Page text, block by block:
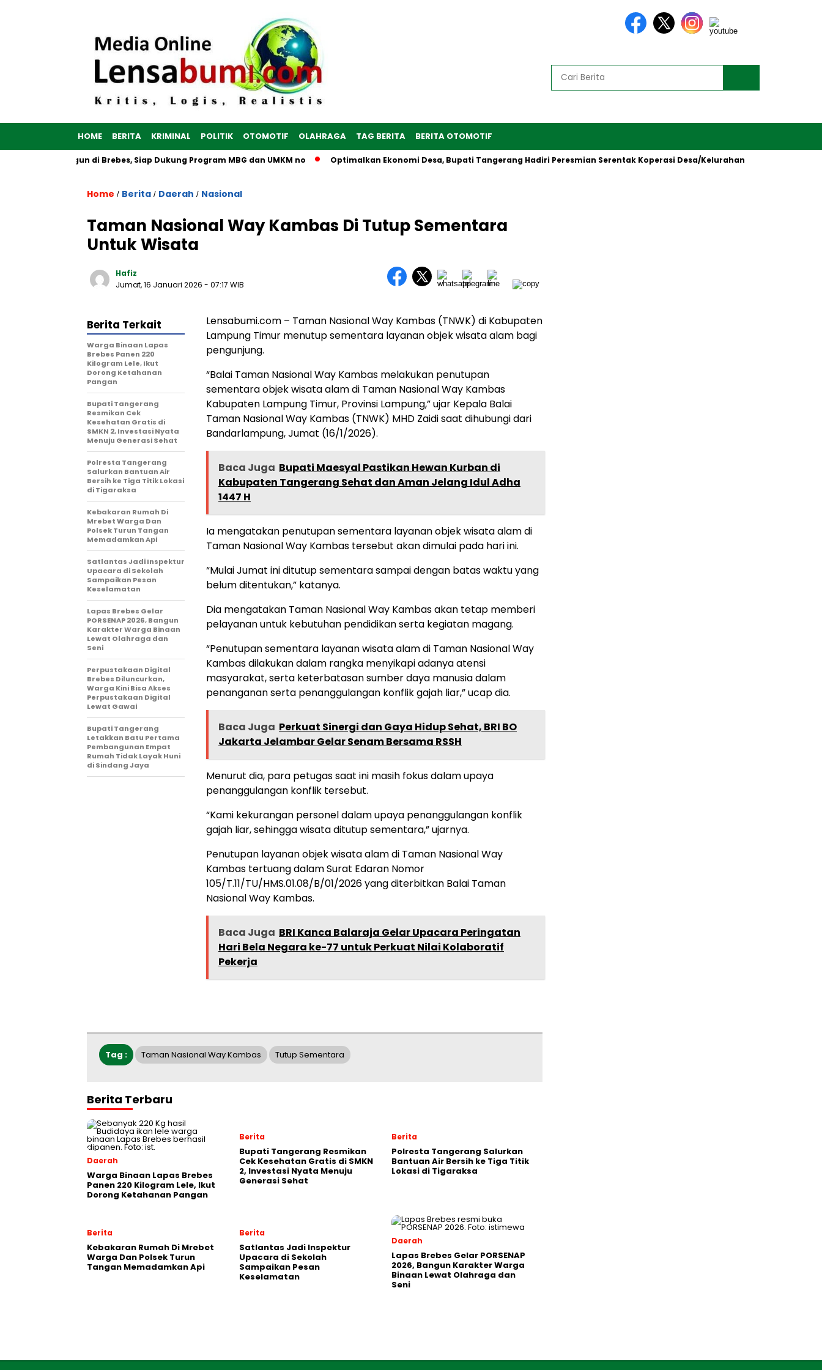
HOME BERITA KRIMINAL POLITIK OTOMOTIF OLAHRAGA TAG BERITA BERITA OTOMOTIF
Putih Dibangun di Brebes, Siap Dukung Program MBG dan UMKM no Optimalkan Ekonomi Desa, Bupati Tangerang Hadiri Peresmian Serentak Koperasi Desa/Kelurahan Merah Putih oleh
Home / Berita / Daerah / Nasional
Taman Nasional Way Kambas Di Tutup Sementara
Untuk Wisata
Hafiz
Jumat, 16 Januari 2026 - 07:17 WIB
Lensabumi.com – Taman Nasional Way Kambas (TNWK) di Kabupaten
Lampung Timur menutup sementara layanan objek wisata alam bagi
pengunjung.
“Balai Taman Nasional Way Kambas melakukan penutupan
sementara objek wisata alam di Taman Nasional Way Kambas
Kabupaten Lampung Timur, Provinsi Lampung,” ujar Kepala Balai
Taman Nasional Way Kambas (TNWK) MHD Zaidi saat dihubungi dari
Bandarlampung, Jumat (16/1/2026).
Baca Juga Bupati Maesyal Pastikan Hewan Kurban di
Kabupaten Tangerang Sehat dan Aman Jelang Idul Adha
1447 H
Ia mengatakan penutupan sementara layanan objek wisata alam di
Taman Nasional Way Kambas tersebut akan dimulai pada hari ini.
“Mulai Jumat ini ditutup sementara sampai dengan batas waktu yang
belum ditentukan,” katanya.
Dia mengatakan Taman Nasional Way Kambas akan tetap memberi
pelayanan untuk kebutuhan pendidikan serta kegiatan magang.
“Penutupan sementara layanan wisata alam di Taman Nasional Way
Kambas dilakukan dalam rangka menyikapi adanya atensi
masyarakat, serta keterbatasan sumber daya manusia dalam
penanganan serta penanggulangan konflik gajah liar,” ucap dia.
Baca Juga Perkuat Sinergi dan Gaya Hidup Sehat, BRI BO
Jakarta Jelambar Gelar Senam Bersama RSSH
Menurut dia, para petugas saat ini masih fokus dalam upaya
penanggulangan konflik tersebut.
“Kami kekurangan personel dalam upaya penanggulangan konflik
gajah liar, sehingga wisata ditutup sementara,” ujarnya.
Penutupan layanan objek wisata alam di Taman Nasional Way
Kambas tertuang dalam Surat Edaran Nomor
105/T.11/TU/HMS.01.08/B/01/2026 yang diterbitkan Balai Taman
Nasional Way Kambas.
Baca Juga BRI Kanca Balaraja Gelar Upacara Peringatan
Hari Bela Negara ke-77 untuk Perkuat Nilai Kolaboratif
Pekerja
Berita Terkait
Warga Binaan Lapas
Brebes Panen 220
Kilogram Lele, Ikut
Dorong Ketahanan
Pangan
‎Bupati Tangerang
Resmikan Cek
Kesehatan Gratis di
SMKN 2, Investasi Nyata
Menuju Generasi Sehat
Polresta Tangerang
Salurkan Bantuan Air
Bersih ke Tiga Titik Lokasi
di Tigaraksa
Kebakaran Rumah Di
Mrebet Warga Dan
Polsek Turun Tangan
Memadamkan Api
Satlantas Jadi Inspektur
Upacara di Sekolah
Sampaikan Pesan
Keselamatan
Lapas Brebes Gelar
PORSENAP 2026, Bangun
Karakter Warga Binaan
Lewat Olahraga dan
Seni
Perpustakaan Digital
Brebes Diluncurkan,
Warga Kini Bisa Akses
Perpustakaan Digital
Lewat Gawai
Bupati Tangerang
Letakkan Batu Pertama
Pembangunan Empat
Rumah Tidak Layak Huni
di Sindang Jaya
Tag : Taman Nasional Way Kambas Tutup Sementara
Berita Terbaru
Daerah
Warga Binaan Lapas Brebes
Panen 220 Kilogram Lele, Ikut
Dorong Ketahanan Pangan
Berita
‎Bupati Tangerang Resmikan
Cek Kesehatan Gratis di SMKN
2, Investasi Nyata Menuju
Generasi Sehat
Berita
Polresta Tangerang Salurkan
Bantuan Air Bersih ke Tiga Titik
Lokasi di Tigaraksa
Berita
Kebakaran Rumah Di Mrebet
Warga Dan Polsek Turun
Tangan Memadamkan Api
Berita
Satlantas Jadi Inspektur
Upacara di Sekolah
Sampaikan Pesan
Keselamatan
Daerah
Lapas Brebes Gelar PORSENAP
2026, Bangun Karakter Warga
Binaan Lewat Olahraga dan
Seni